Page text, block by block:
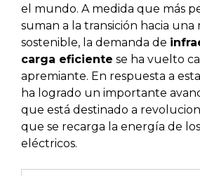
el mundo. A medida que más
suman a la transición hacia una
sostenible, la demanda de
carga eficiente se ha vuelto
apremiante. En respuesta a
ha logrado un importante
que está destinado a
que se recarga la energía de
eléctricos.